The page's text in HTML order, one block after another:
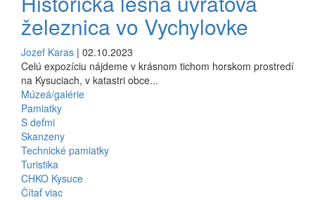
železnica vo Vychylovke
Jozef Karas | 02.10.2023
Celú expozíciu nájdeme v krásnom tichom horskom prostredí
na Kysuciach, v katastri obce...
Múzeá/galérie
Pamiatky
S deťmi
Skanzeny
Technické pamiatky
Turistika
CHKO Kysuce
Čítať viac